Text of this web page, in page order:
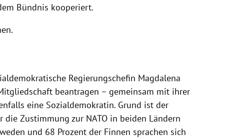
Bündnis kooperiert.
Regierungschefin Magdalena
beantragen – gemeinsam mit ihrer
eine Sozialdemokratin. Grund ist der
Zustimmung zur NATO in beiden Ländern
und 68 Prozent der Finnen sprachen sich